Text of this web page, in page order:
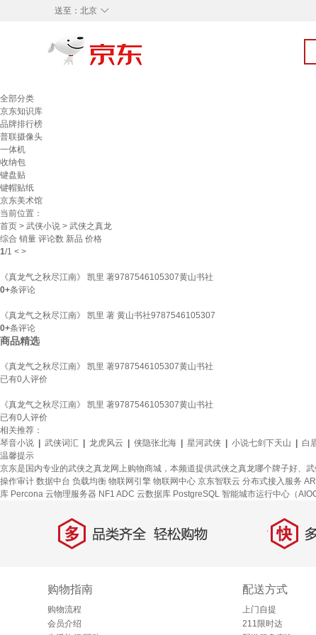
◇
送至： 北京
全部分类
京东知识库
品牌排行榜
普联摄像头
一体机
收纳包
键盘贴
键帽贴纸
京东美术馆
当前位置：
首页 > 武侠小说 > 武侠之真龙
综合 销量 评论数 新品 价格
1/1 < >
《真龙气之秋尽江南》 凯里 著9787546105307黄山书社
0+条评论
《真龙气之秋尽江南》 凯里 著 黄山书社9787546105307
0+条评论
商品精选
《真龙气之秋尽江南》 凯里 著9787546105307黄山书社
已有0人评价
《真龙气之秋尽江南》 凯里 著9787546105307黄山书社
已有0人评价
相关推荐：
琴音小说
武侠词汇 龙虎风云 侠隐张北海 星河武侠 小说七剑下天山 白
温馨提示
京东是国内专业的武侠之真龙网上购物商城，本频道提供武侠之真龙哪个牌子好、
操作审计 数据中台 负载均衡 物联网引擎 物联网中心 京东智联云 分布式接入服务
库 Percona 云物理服务器 NF1 ADC 云数据库 PostgreSQL 智能城市运行中心（AIOC
多 品类齐全，轻松购物 快 多
购物指南
购物流程
会员介绍
配送方式
上门自提
211限时达